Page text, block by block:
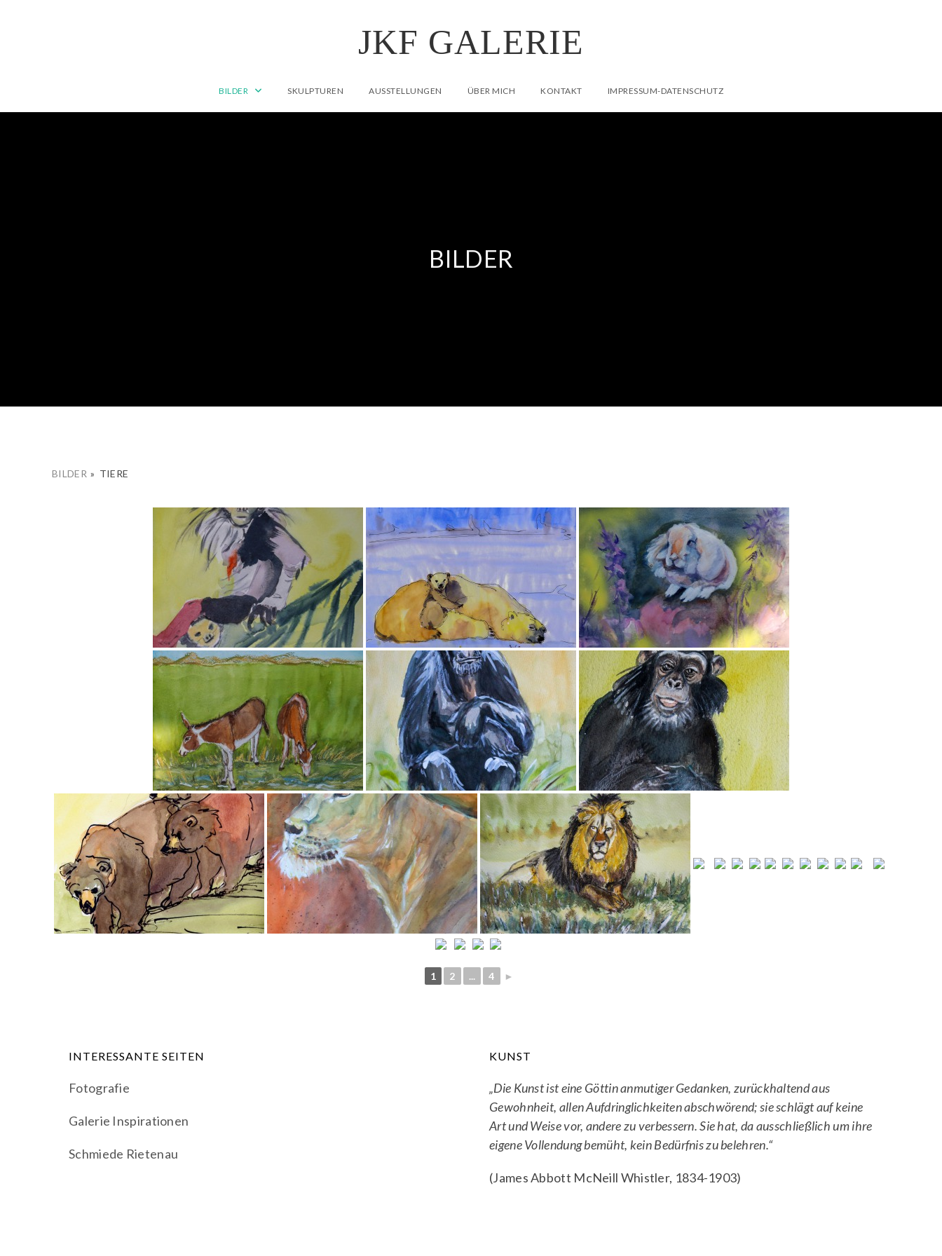
JKF GALERIE
BILDER SKULPTUREN AUSSTELLUNGEN ÜBER MICH KONTAKT IMPRESSUM-DATENSCHUTZ
BILDER
BILDER » TIERE
1 2 ... 4 ►
INTERESSANTE SEITEN
Fotografie
Galerie Inspirationen
Schmiede Rietenau
KUNST
„Die Kunst ist eine Göttin anmutiger Gedanken, zurückhaltend aus
Gewohnheit, allen Aufdringlichkeiten abschwörend; sie schlägt auf keine
Art und Weise vor, andere zu verbessern. Sie hat, da ausschließlich um ihre
eigene Vollendung bemüht, kein Bedürfnis zu belehren.“
(James Abbott McNeill Whistler, 1834-1903)